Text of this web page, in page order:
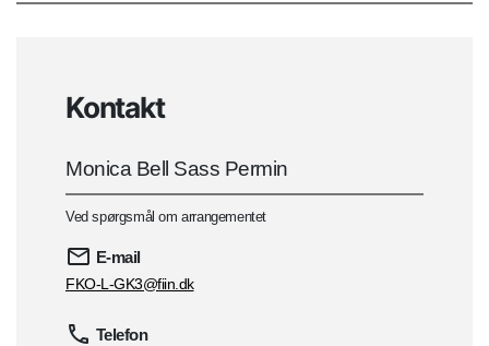
Kontakt
Monica Bell Sass Permin
Ved spørgsmål om arrangementet
E-mail
FKO-L-GK3@fiin.dk
Telefon